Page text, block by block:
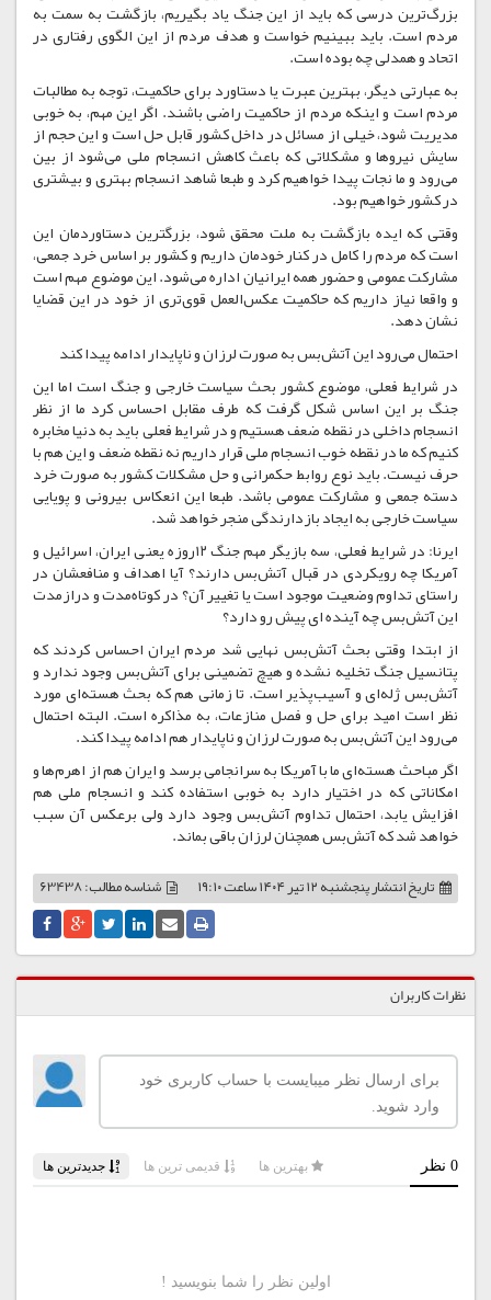
بزرگ‌ترین درسی که باید از این جنگ یاد بگیریم، بازگشت به سمت به
مردم است. باید ببینیم خواست و هدف مردم از این الگوی رفتاری در
اتحاد و همدلی چه بوده است.
به عبارتی دیگر، بهترین عبرت یا دستاورد برای حاکمیت، توجه به مطالبات
مردم است و اینکه مردم از حاکمیت راضی باشند. اگر این مهم، به خوبی
مدیریت شود، خیلی از مسائل در داخل کشور قابل حل است و این حجم از
سایش نیروها و مشکلاتی که باعث کاهش انسجام ملی می‌شود از بین
می‌رود و ما نجات پیدا خواهیم کرد و طبعا شاهد انسجام بهتری و بیشتری
در کشور خواهیم بود.
وقتی که ایده بازگشت به ملت محقق شود، بزرگترین دستاوردمان این
است که مردم را کامل در کنار خودمان داریم و کشور بر اساس خرد جمعی،
مشارکت عمومی و حضور همه ایرانیان اداره می‌شود. این موضوع مهم است
و واقعا نیاز داریم که حاکمیت عکس‌العمل قوی‌تری از خود در این قضایا
نشان دهد.
احتمال می‌رود این آتش‌بس به صورت لرزان و ناپایدار ادامه پیدا کند
در شرایط فعلی، موضوع کشور بحث سیاست خارجی و جنگ است اما این
جنگ بر این اساس شکل گرفت که طرف مقابل احساس کرد ما از نظر
انسجام داخلی در نقطه ضعف هستیم و در شرایط فعلی باید به دنیا مخابره
کنیم که ما در نقطه خوب انسجام ملی قرار داریم نه نقطه ضعف و این هم با
حرف نیست. باید نوع روابط حکمرانی و حل مشکلات کشور به صورت خرد
دسته جمعی و مشارکت عمومی باشد. طبعا این انعکاس بیرونی و پویایی
سیاست خارجی به ایجاد بازدارندگی منجر خواهد شد.
ایرنا: در شرایط فعلی، سه بازیگر مهم جنگ ۱۲روزه یعنی ایران، اسرائیل و
آمریکا چه رویکردی در قبال آتش‌بس دارند؟ آیا اهداف و منافعشان در
راستای تداوم وضعیت موجود است یا تغییر آن؟ در کوتاه‌مدت و درازمدت
این آتش‌بس چه آینده ای پیش رو دارد؟
از ابتدا وقتی بحث آتش‌بس نهایی شد مردم ایران احساس ‌کردند که
پتانسیل جنگ تخلیه نشده و هیچ تضمینی برای آتش‌بس وجود ندارد و
آتش‌بس ژله‌ای و آسیب‌پذیر است. تا زمانی هم که بحث هسته‌ای مورد
نظر است امید برای حل و فصل منازعات، به مذاکره است. البته احتمال
می‌رود این آتش‌بس به صورت لرزان و ناپایدار هم ادامه پیدا کند.
اگر مباحث هسته‌ای ما با آمریکا به سرانجامی برسد و ایران هم از اهرم‌ها و
امکاناتی که در اختیار دارد به خوبی استفاده کند و انسجام ملی هم
افزایش یابد، احتمال تداوم آتش‌بس وجود دارد ولی برعکس آن سبب
خواهد شد که آتش‌بس همچنان لرزان باقی بماند.
شناسه مطالب: 63438 تاریخ انتشارپنجشنبه ۱۲ تیر ۱۴۰۴ ساعت ۱۹:۱۰
نظرات کاربران